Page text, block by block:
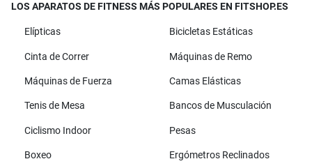
LOS APARATOS DE FITNESS MÁS POPULARES EN FITSHOP.ES
Elípticas Bicicletas Estáticas
Cinta de Correr Máquinas de Remo
Máquinas de Fuerza Camas Elásticas
Tenis de Mesa Bancos de Musculación
Ciclismo Indoor Pesas
Boxeo Ergómetros Reclinados